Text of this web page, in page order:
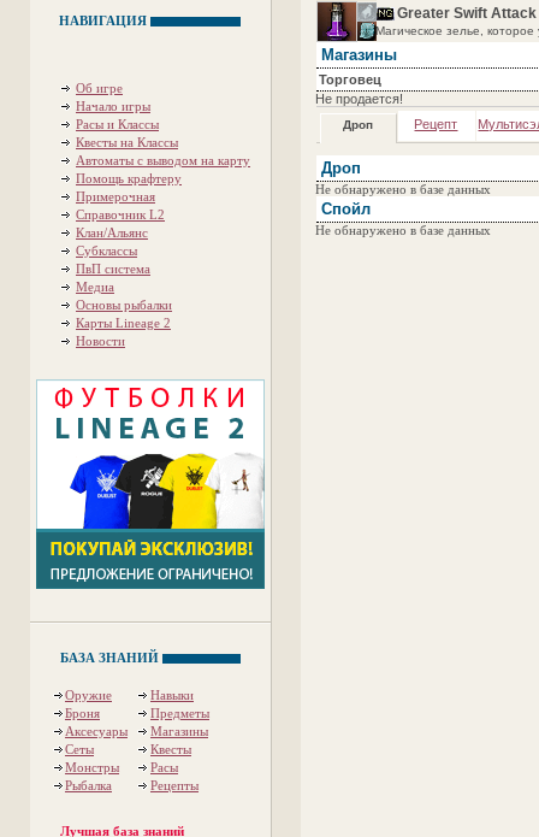
НАВИГАЦИЯ
Об игре
Начало игры
Расы и Классы
Квесты на Классы
Автоматы с выводом на карту
Помощь крафтеру
Примерочная
Справочник L2
Клан/Альянс
Субклассы
ПвП система
Медиа
Основы рыбалки
Карты Lineage 2
Новости
БАЗА ЗНАНИЙ
Оружие
Навыки
Броня
Предметы
Аксесуары
Магазины
Сеты
Квесты
Монстры
Расы
Рыбалка
Рецепты
Лучшая база знаний
Greater Swift
Магическое зелье,
Магазины
Торговец
Не продается!
Дроп Рецепт
Дроп
Не обнаружено в базе данных
Спойл
Не обнаружено в базе данных